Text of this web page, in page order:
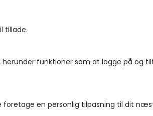
tillade.
funktioner som at logge på og
foretage en personlig tilpasning til dit